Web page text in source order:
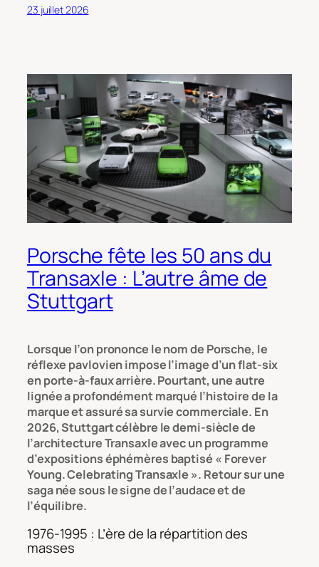
23 juillet 2026
Porsche fête les 50 ans du
Transaxle : L’autre âme de
Stuttgart
Lorsque l’on prononce le nom de Porsche, le
réflexe pavlovien impose l’image d’un flat-six
en porte-à-faux arrière. Pourtant, une autre
lignée a profondément marqué l’histoire de la
marque et assuré sa survie commerciale. En
2026, Stuttgart célèbre le demi-siècle de
l’architecture Transaxle avec un programme
d’expositions éphémères baptisé « Forever
Young. Celebrating Transaxle ». Retour sur une
saga née sous le signe de l’audace et de
l’équilibre.
1976-1995 : L’ère de la répartition des
masses